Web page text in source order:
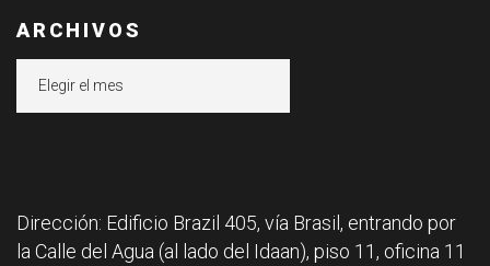
ARCHIVOS
Dirección: Edificio Brazil 405, vía Brasil, entrando por
la Calle del Agua (al lado del Idaan), piso 11, oficina 11